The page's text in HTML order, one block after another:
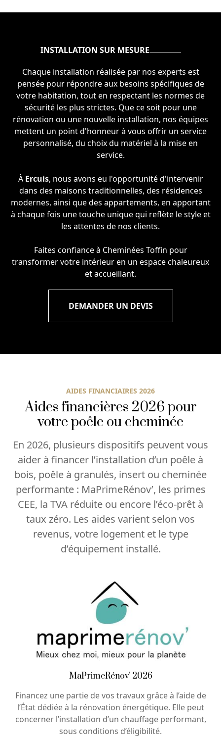
INSTALLATION SUR MESURE
Chaque installation réalisée par nos experts est
pensée pour répondre aux besoins spécifiques de
votre habitation, tout en respectant les normes de
sécurité les plus strictes. Que ce soit pour une
rénovation ou une nouvelle installation, nos équipes
mettent un point d'honneur à vous offrir un service
personnalisé, du choix du matériel à la mise en
service.
À Ercuis, nous avons eu l'opportunité d'intervenir
dans des maisons traditionnelles, des résidences
modernes, ainsi que des appartements, en apportant
à chaque fois une touche unique qui reflète le style et
les attentes de nos clients.
Faites confiance à Cheminées Toffin pour
transformer votre intérieur en un espace chaleureux
et accueillant.
DEMANDER UN DEVIS
AIDES FINANCIAIRES 2026
Aides financières 2026 pour
votre poêle ou cheminée
En 2026, plusieurs dispositifs peuvent vous
aider à financer l’installation d’un poêle à
bois, poêle à granulés, insert ou cheminée
performante : MaPrimeRénov’, les primes
CEE, la TVA réduite ou encore l’éco-prêt à
taux zéro. Les aides varient selon vos
revenus, votre logement et le type
d’équipement installé.
MaPrimeRénov’ 2026
Financez une partie de vos travaux grâce à l’aide de
l’État dédiée à la rénovation énergétique. Elle peut
concerner l’installation d’un chauffage performant,
sous conditions d’éligibilité.